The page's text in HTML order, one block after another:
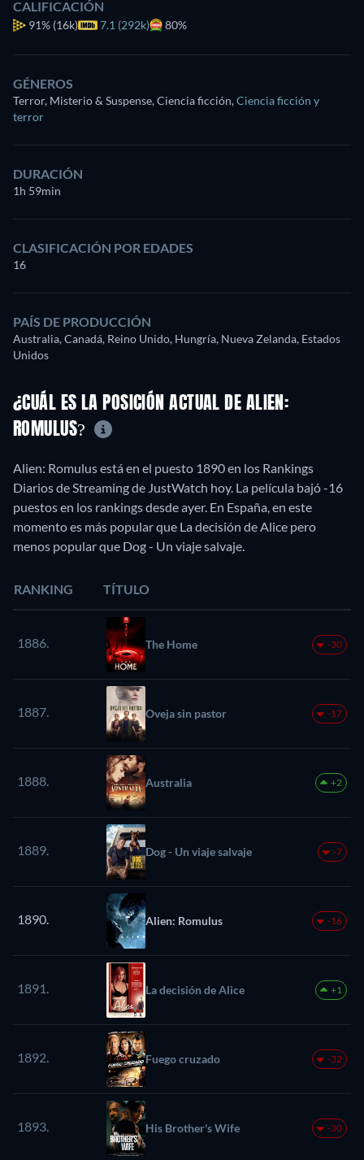
CALIFICACIÓN
91% (16k) 7.1 (292k) 80%
GÉNEROS
Terror, Misterio & Suspense, Ciencia ficción,Ciencia ficción y
terror
DURACIÓN
1h 59min
CLASIFICACIÓN POR EDADES
16
PAÍS DE PRODUCCIÓN
Australia, Canadá, Reino Unido, Hungría, Nueva Zelanda, Estados
Unidos
¿CUÁL ES LA POSICIÓN ACTUAL DE ALIEN:
ROMULUS?
Alien: Romulus está en el puesto 1890 en los Rankings
Diarios de Streaming de JustWatch hoy. La película bajó -16
puestos en los rankings desde ayer. En España, en este
momento es más popular que La decisión de Alice pero
menos popular que Dog - Un viaje salvaje.
RANKING TÍTULO
1886. The Home -30
1887. Oveja sin pastor -17
1888. Australia +2
1889. Dog - Un viaje salvaje -7
1890. Alien: Romulus -16
1891. La decisión de Alice +1
1892. Fuego cruzado -32
1893. His Brother's Wife -30